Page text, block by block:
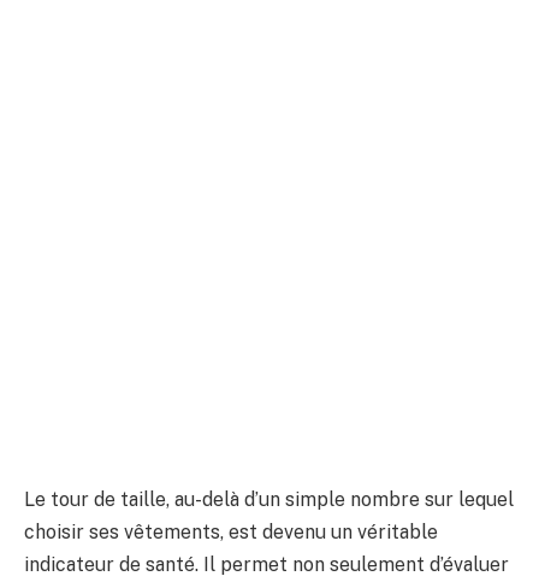
Le tour de taille, au-delà d’un simple nombre sur lequel
choisir ses vêtements, est devenu un véritable
indicateur de santé. Il permet non seulement d’évaluer